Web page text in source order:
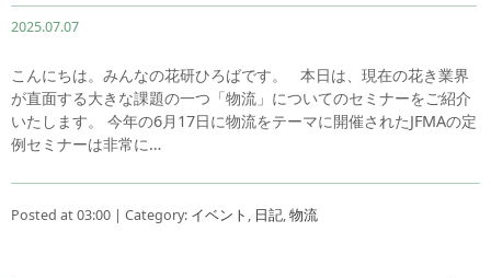
2025.07.07
こんにちは。みんなの花研ひろばです。 本日は、現在の花き業界
が直面する大きな課題の一つ「物流」についてのセミナーをご紹介
いたします。 今年の6月17日に物流をテーマに開催されたJFMAの定
例セミナーは非常に…
Posted at 03:00 | Category: イベント , 日記,物流